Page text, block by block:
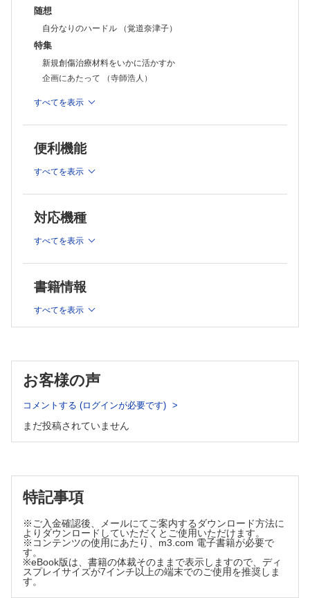
随想
自分なりのハードル （覚道奈津子）
特集
新規創傷治療材料をいかに活かすか
企画にあたって （寺師浩人）
アクアセル(R) Agアドバンテージ （櫻井 敦）
ペルナックGプラス(R) （松峯 元）
OASIS(R)細胞外マトリックス （黒川正人ほか）
シルクエラスチン(R)を用いた新規創傷治療材料の開発 （野田
和男ほか）
連載：形成外科NEXT―次世代の本音―
ぼちぼち （羽多野隆治）
連載：短編小説で綴る論文探訪 たんろんたん
大きな島から小さな島へ：母指化術と神経血管柄島状皮弁
Trans womanの外陰部女性化術とS状結腸造膣術における希釈
症例
先天性外眼筋線維症による眼瞼下垂症の1例 （金子貴芳ほか）
工夫
（田中哲一郎）
外国文献抄訳 PRS Vol.149 No.2 （清水史明）
投稿規定
すべてを表示
便利機能
すべてを表示
対応機種
すべてを表示
書籍情報
すべてを表示
お客様の声
コメントする (ログインが必要です)
まだ投稿されていません
特記事項
※ご入金確認後、メールにてご案内するダウンロード方法に
よりダウンロードしていただくとご使用いただけます。
※コンテンツの使用にあたり、m3.com 電子書籍が必要で
す。
※eBook版は、書籍の体裁そのままで表示しますので、ディ
スプレイサイズが7インチ以上の端末でのご使用を推奨しま
す。